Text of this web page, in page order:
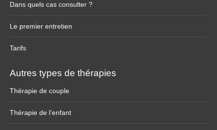
Dans quels cas consulter ?
Le premier entretien
Tarifs
Autres types de thérapies
Thérapie de couple
Thérapie de l’enfant